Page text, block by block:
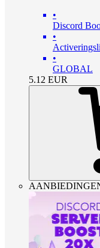
•
Discord
•
•
GLOBAL
5.12 EUR